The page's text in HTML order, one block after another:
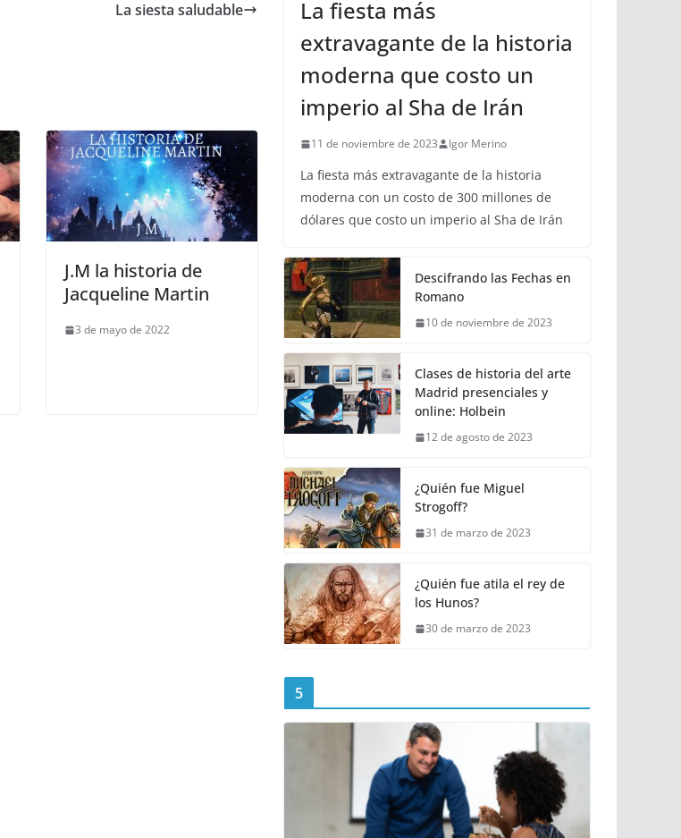
La siesta saludable
J.M la historia de
Jacqueline Martin
3 de mayo de 2022
La fiesta más
extravagante de la historia
moderna que costo un
imperio al Sha de Irán
11 de noviembre de 2023 Igor Merino
La fiesta más extravagante de la historia
moderna con un costo de 300 millones de
dólares que costo un imperio al Sha de Irán
Descifrando las Fechas en
Romano
10 de noviembre de 2023
Clases de historia del arte
Madrid presenciales y
online: Holbein
12 de agosto de 2023
¿Quién fue Miguel
Strogoff?
31 de marzo de 2023
¿Quién fue atila el rey de
los Hunos?
30 de marzo de 2023
5